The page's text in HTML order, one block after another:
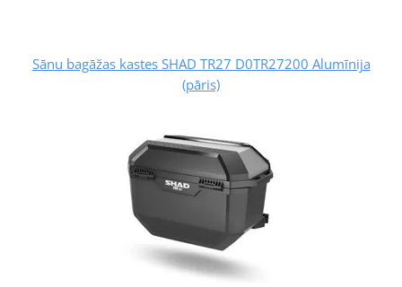
Sānu bagāžas kastes SHAD TR27 D0TR27200 Alumīnija
(pāris)